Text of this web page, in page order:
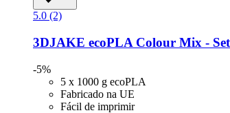
5.0 (2)
3DJAKE ecoPLA Colour Mix -​
-5%
5 x 1000 g ecoPLA
Fabricado na UE
Fácil de imprimir